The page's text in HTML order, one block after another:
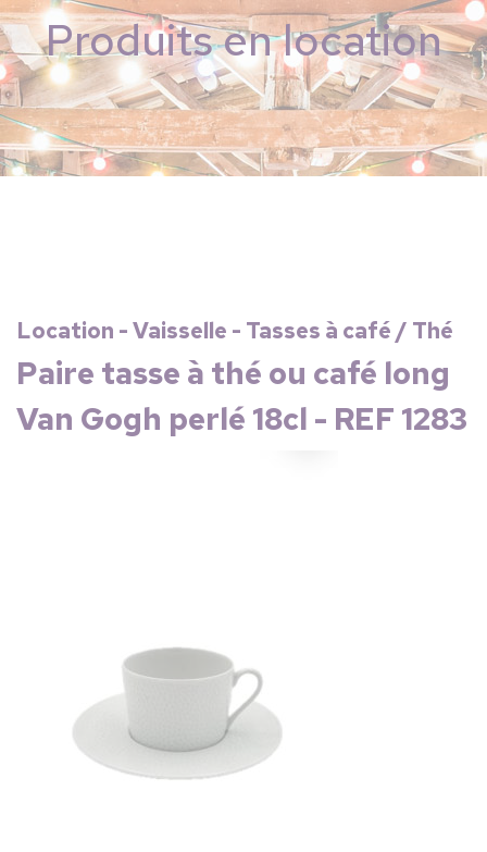
Produits en location
Location - Vaisselle - Tasses à café / Thé
Paire tasse à thé ou café long
Van Gogh perlé 18cl - REF 1283